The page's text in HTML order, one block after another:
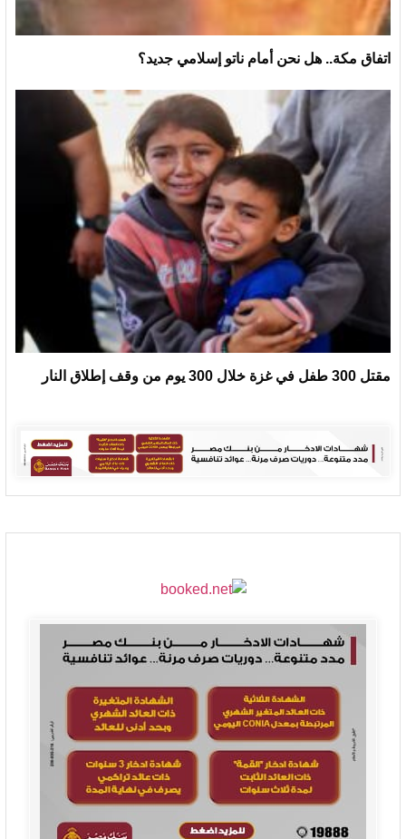
اتفاق مكة.. هل نحن أمام ناتو إسلامي جديد؟
مقتل 300 طفل في غزة خلال 300 يوم من وقف إطلاق النار